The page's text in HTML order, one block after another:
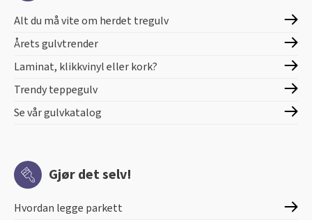
Alt du må vite om herdet tregulv
Årets gulvtrender
Laminat, klikkvinyl eller kork?
Trendy teppegulv
Se vår gulvkatalog
Gjør det selv!
Hvordan legge parkett